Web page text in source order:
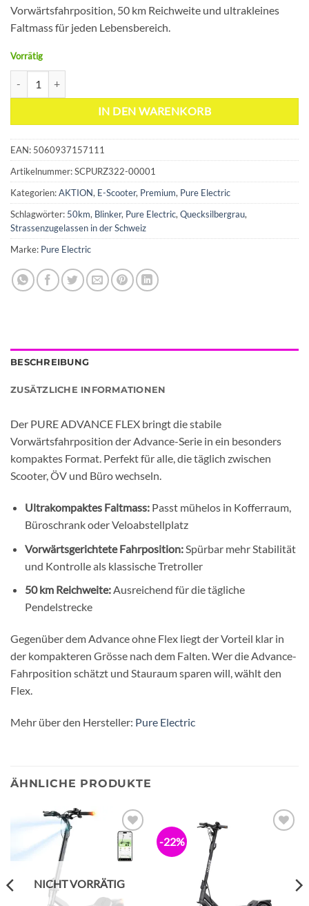
Vorwärtsfahrposition, 50 km Reichweite und ultrakleines
Faltmass für jeden Lebensbereich.
Vorrätig
IN DEN WARENKORB
EAN: 5060937157111
Artikelnummer:SCPURZ322-00001
Kategorien:AKTION, E-Scooter, Premium, Pure Electric
Schlagwörter: 50km, Blinker, Pure Electric,Quecksilbergrau,
Strassenzugelassen in der Schweiz
Marke: Pure Electric
BESCHREIBUNG
ZUSÄTZLICHE INFORMATIONEN
Der PURE ADVANCE FLEX bringt die stabile
Vorwärtsfahrposition der Advance-Serie in ein besonders
kompaktes Format. Perfekt für alle, die täglich zwischen
Scooter, ÖV und Büro wechseln.
Ultrakompaktes Faltmass:Passt mühelos in Kofferraum,
Büroschrank oder Veloabstellplatz
Vorwärtsgerichtete Fahrposition:Spürbar mehr Stabilität
und Kontrolle als klassische Tretroller
50 km Reichweite:Ausreichend für die tägliche
Pendelstrecke
Gegenüber dem Advance ohne Flex liegt der Vorteil klar in
der kompakteren Grösse nach dem Falten. Wer die Advance-
Fahrposition schätzt und Stauraum sparen will, wählt den
Flex.
Mehr über den Hersteller: Pure Electric
ÄHNLICHE PRODUKTE
Zur
Wunschliste
hinzufügen
NICHT VORRÄTIG
-22%